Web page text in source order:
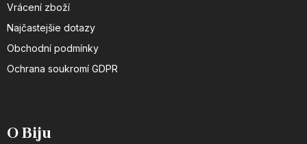
Vrácení zboží
Najčastejšie dotazy
Obchodní podmínky
Ochrana soukromí GDPR
O Biju